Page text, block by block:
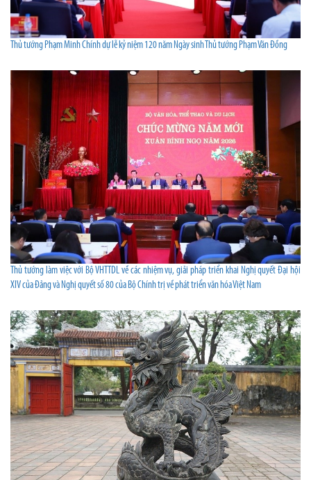
Thủ tướng Phạm Minh Chính dự lễ kỷ niệm 120 năm Ngày sinh Thủ tướng Phạm Văn Đồng
Thủ tướng làm việc với Bộ VHTTDL về các nhiệm vụ, giải pháp triển khai Nghị quyết Đại hội
XIV của Đảng và Nghị quyết số 80 của Bộ Chính trị về phát triển văn hóa Việt Nam